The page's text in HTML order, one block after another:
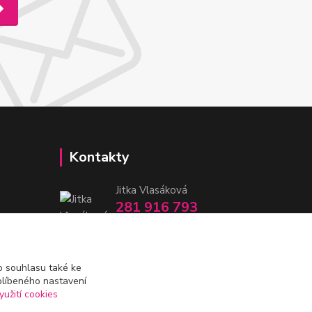
Kontakty
Jitka Vlasáková
281 916 793
souhlasu také ke
nastavení
cookies